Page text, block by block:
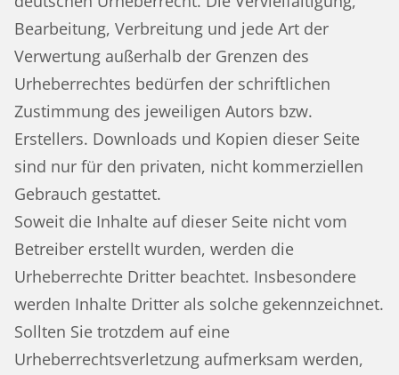
Bearbeitung, Verbreitung und jede Art der
Verwertung außerhalb der Grenzen des
Urheberrechtes bedürfen der schriftlichen
Zustimmung des jeweiligen Autors bzw.
Erstellers. Downloads und Kopien dieser Seite
sind nur für den privaten, nicht kommerziellen
Gebrauch gestattet.
Soweit die Inhalte auf dieser Seite nicht vom
Betreiber erstellt wurden, werden die
Urheberrechte Dritter beachtet. Insbesondere
werden Inhalte Dritter als solche gekennzeichnet.
Sollten Sie trotzdem auf eine
Urheberrechtsverletzung aufmerksam werden,